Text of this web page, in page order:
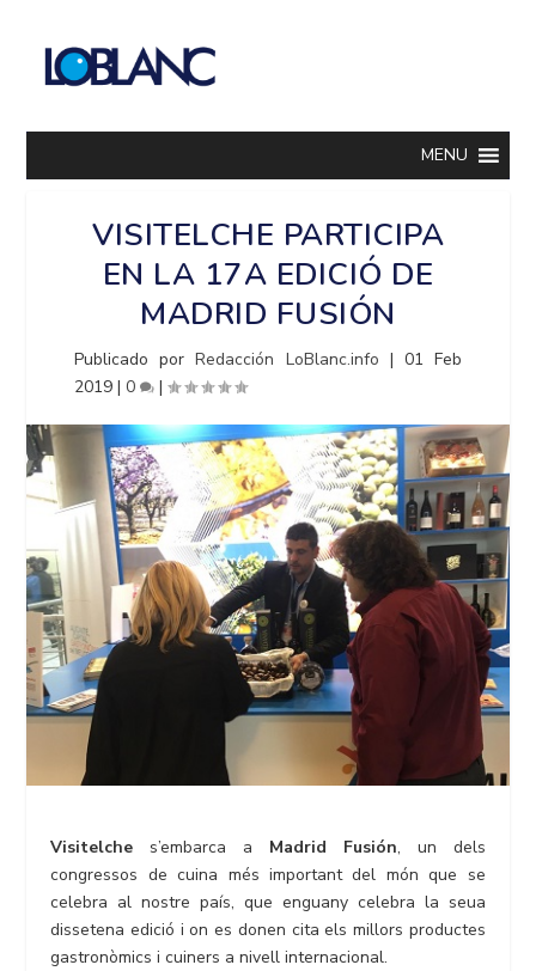
MENU
VISITELCHE PARTICIPA
EN LA 17A EDICIÓ DE
MADRID FUSIÓN
Publicado porRedacción LoBlanc.info | 01 Feb
2019 |0 |
Visitelche s’embarca a Madrid Fusión, un dels
congressos de cuina més important del món que se
celebra al nostre país, que enguany celebra la seua
dissetena edició i on es donen cita els millors productes
gastronòmics i cuiners a nivell internacional.